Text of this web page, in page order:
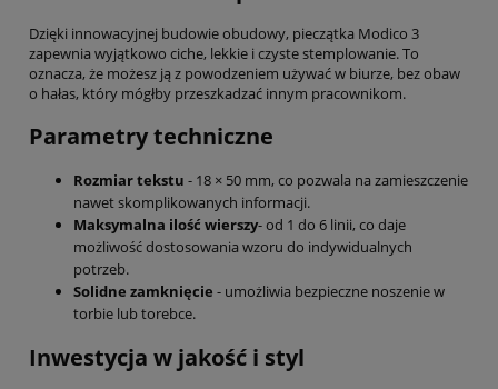
Dzięki innowacyjnej budowie obudowy, pieczątka Modico 3
zapewnia wyjątkowo ciche, lekkie i czyste stemplowanie. To
oznacza, że możesz ją z powodzeniem używać w biurze, bez obaw
o hałas, który mógłby przeszkadzać innym pracownikom.
Parametry techniczne
Rozmiar tekstu - 18 × 50 mm, co pozwala na zamieszczenie
nawet skomplikowanych informacji.
Maksymalna ilość wierszy- od 1 do 6 linii, co daje
możliwość dostosowania wzoru do indywidualnych
potrzeb.
Solidne zamknięcie - umożliwia bezpieczne noszenie w
torbie lub torebce.
Inwestycja w jakość i styl